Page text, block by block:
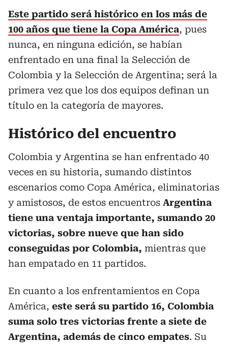
Este partido será histórico en los más de
100 años que tiene la Copa América, pues
nunca, en ninguna edición, se habían
enfrentado en una final la Selección de
Colombia y la Selección de Argentina; será la
primera vez que los dos equipos definan un
título en la categoría de mayores.
Histórico del encuentro
Colombia y Argentina se han enfrentado 40
veces en su historia, sumando distintos
escenarios como Copa América, eliminatorias
y amistosos, de estos encuentros Argentina
tiene una ventaja importante, sumando 20
victorias, sobre nueve que han sido
conseguidas por Colombia, mientras que
han empatado en 11 partidos.
En cuanto a los enfrentamientos en Copa
América, este será su partido 16, Colombia
suma solo tres victorias frente a siete de
Argentina, además de cinco empates. Su